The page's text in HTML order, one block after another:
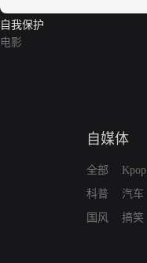
自我保护
电影
自媒体
全部
科普
国风
Kpop
汽车
搞笑